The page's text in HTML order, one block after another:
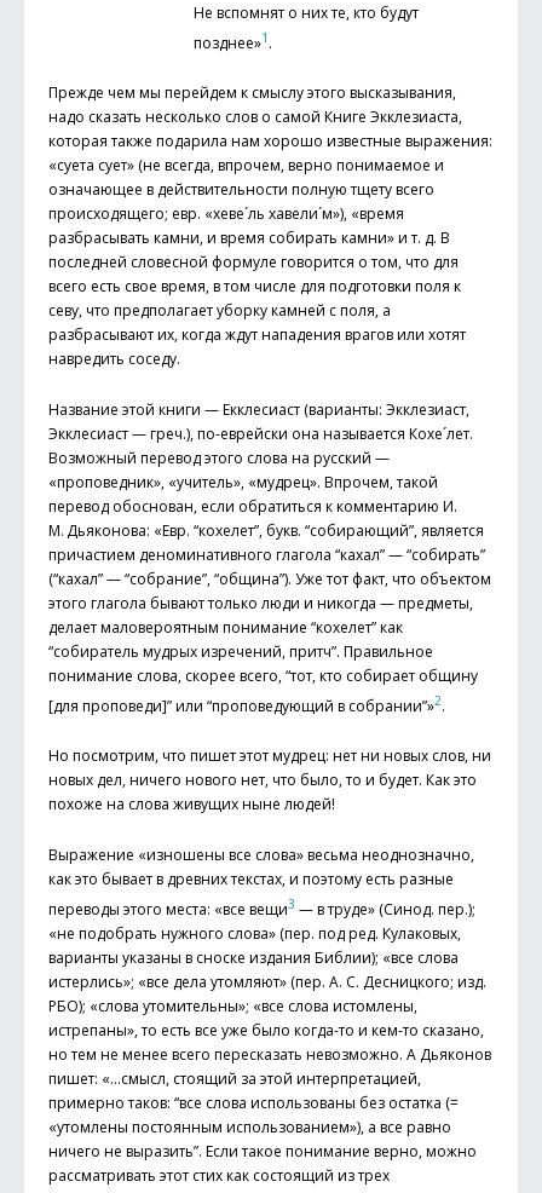
Не вспомнят о них те, кто будут
позднее»1 .
Прежде чем мы перейдем к смыслу этого высказывания,
надо сказать несколько слов о самой Книге Экклезиаста,
которая также подарила нам хорошо известные выражения:
«суета сует» (не всегда, впрочем, верно понимаемое и
означающее в действительности полную тщету всего
происходящего; евр. «хеве´ль хавели´м»), «время
разбрасывать камни, и время собирать камни» и т. д. В
последней словесной формуле говорится о том, что для
всего есть свое время, в том числе для подготовки поля к
севу, что предполагает уборку камней с поля, а
разбрасывают их, когда ждут нападения врагов или хотят
навредить соседу.
Название этой книги — Екклесиаст (варианты: Экклезиаст,
Экклесиаст — греч.), по-еврейски она называется Кохе´лет.
Возможный перевод этого слова на русский —
«проповедник», «учитель», «мудрец». Впрочем, такой
перевод обоснован, если обратиться к комментарию И.
М. Дьяконова: «Евр. “кохелет”, букв. “собирающий”, является
причастием деноминативного глагола “кахал” — “собирать”
(“кахал” — “собрание”, “община”). Уже тот факт, что объектом
этого глагола бывают только люди и никогда — предметы,
делает маловероятным понимание “кохелет” как
“собиратель мудрых изречений, притч”. Правильное
понимание слова, скорее всего, “тот, кто собирает общину
[для проповеди]” или “проповедующий в собрании”»2.
Но посмотрим, что пишет этот мудрец: нет ни новых слов, ни
новых дел, ничего нового нет, что было, то и будет. Как это
похоже на слова живущих ныне людей!
Выражение «изношены все слова» весьма неоднозначно,
как это бывает в древних текстах, и поэтому есть разные
переводы этого места: «все вещи3 — в труде» (Синод. пер.);
«не подобрать нужного слова» (пер. под ред. Кулаковых,
варианты указаны в сноске издания Библии); «все слова
истерлись»; «все дела утомляют» (пер. А. С. Десницкого; изд.
РБО); «слова утомительны»; «все слова истомлены,
истрепаны», то есть все уже было когда-то и кем-то сказано,
но тем не менее всего пересказать невозможно. А Дьяконов
пишет: «…смысл, стоящий за этой интерпретацией,
примерно таков: “все слова использованы без остатка (=
«утомлены постоянным использованием»), а все равно
ничего не выразить”. Если такое понимание верно, можно
рассматривать этот стих как состоящий из трех